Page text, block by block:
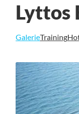
Lyttos
GalerieTraining
Zum
Ende
der
Bildgalerie
springen